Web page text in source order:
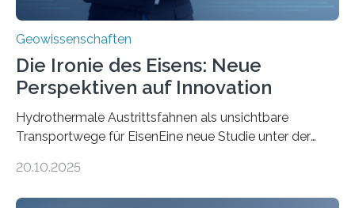
Geowissenschaften
Die Ironie des Eisens: Neue
Perspektiven auf Innovation
Hydrothermale Austrittsfahnen als unsichtbare
Transportwege für EisenEine neue Studie unter der
Umweltwissenschaften der Universität Bremen –
20.10.2025